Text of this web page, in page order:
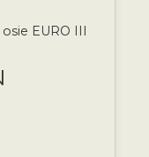
EURO III